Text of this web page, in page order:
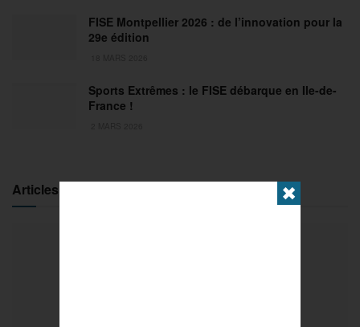
FISE Montpellier 2026 : de l’innovation pour la
29e édition
Sports Extrêmes : le FISE débarque en Ile-de-
France !
Articles populaires ✖